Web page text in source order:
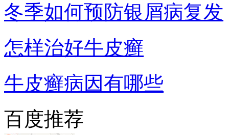
冬季如何预防银屑病复发
怎样治好牛皮癣
牛皮癣病因有哪些
百度推荐